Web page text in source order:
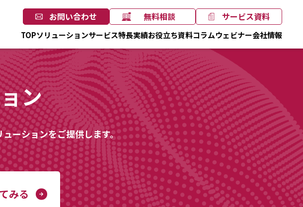
お問い合わせ 無料相談 サービス資料
TOPソリューションサービス特長実績お役立ち資料コラムウェビナー会社情報
ン
ーションをご提供します。
みる